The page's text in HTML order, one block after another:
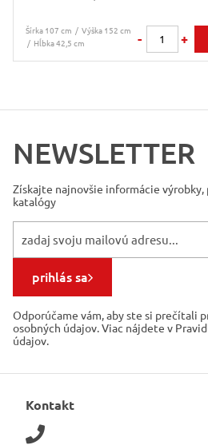
Šírka 107 cm
Výška 152 cm
Hĺbka 42,5 cm
- +
NEWSLETTER
Získajte najnovšie informácie výrobky,
katalógy
prihlás sa
Odporúčame vám, aby ste si prečítali
osobných údajov. Viac nájdete v
údajov.
Kontakt